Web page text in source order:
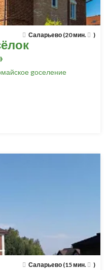
Саларьево (20 мин. )
gоселение
Саларьево (15 мин. )